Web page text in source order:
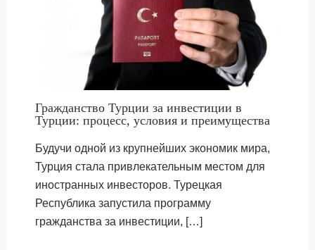
Гражданство Турции за инвестиции в
Турции: процесс, условия и преимущества
Будучи одной из крупнейших экономик мира,
Турция стала привлекательным местом для
иностранных инвесторов. Турецкая
Республика запустила программу
гражданства за инвестиции, […]